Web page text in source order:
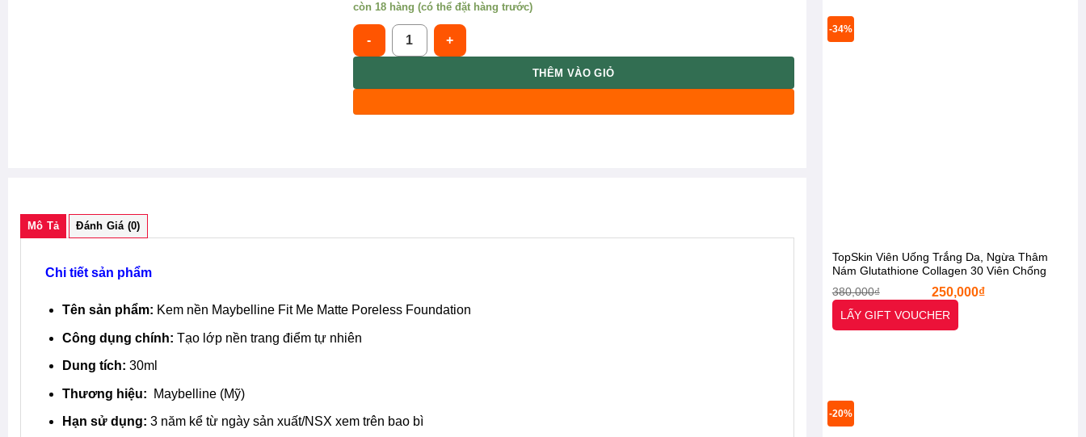
-34%
TopSkin Viên Uống Trắng Da, Ngừa Thâm
Nám Glutathione Collagen 30 Viên Chống
Lão Hóa [Otel-StarX- Chính Hãng]
380,000₫
Giá
gốc
là:
380,000₫.
250,000₫
LẤY GIFT VOUCHER
-20%
còn 18 hàng (có thể đặt hàng trước)
MAYBELLINE Kem Nền Kiềm Dầu Chống Nắng #120 Classic Ivory Sáng Vừa- Tone Trung Tính 30ml Maybeline Fit Me
THÊM VÀO GIỎ
Mô Tả Đánh Giá (0)
Chi tiết sản phẩm
Tên sản phẩm: Kem nền Maybelline Fit Me Matte Poreless Foundation
Công dụng chính: Tạo lớp nền trang điểm tự nhiên
Dung tích: 30ml
Thương hiệu: Maybelline (Mỹ)
Hạn sử dụng: 3 năm kể từ ngày sản xuất/NSX xem trên bao bì